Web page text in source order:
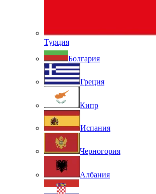
Турция
Болгария
Греция
Кипр
Испания
Черногория
Албания